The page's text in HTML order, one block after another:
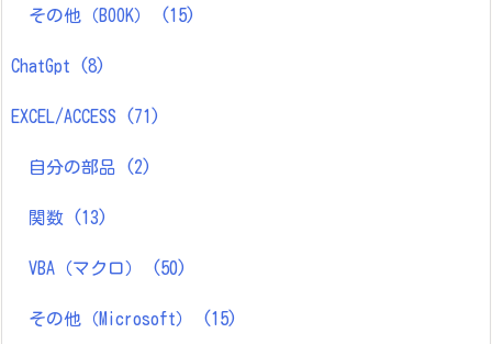
その他（BOOK） (15)
ChatGpt (8)
EXCEL/ACCESS (71)
自分の部品 (2)
関数 (13)
VBA（マクロ） (50)
その他（Microsoft） (15)